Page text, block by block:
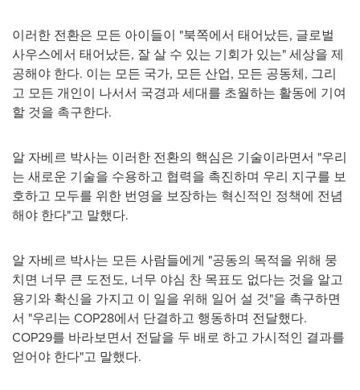
이러한 전환은 모든 아이들이 "북쪽에서 태어났든, 글로벌
사우스에서 태어났든, 잘 살 수 있는 기회가 있는" 세상을 제
공해야 한다. 이는 모든 국가, 모든 산업, 모든 공동체, 그리
고 모든 개인이 나서서 국경과 세대를 초월하는 활동에 기여
할 것을 촉구한다.
알 자베르 박사는 이러한 전환의 핵심은 기술이라면서 "우리
는 새로운 기술을 수용하고 협력을 촉진하며 우리 지구를 보
호하고 모두를 위한 번영을 보장하는 혁신적인 정책에 전념
해야 한다"고 말했다.
알 자베르 박사는 모든 사람들에게 "공동의 목적을 위해 뭉
치면 너무 큰 도전도, 너무 야심 찬 목표도 없다는 것을 알고
용기와 확신을 가지고 이 일을 위해 일어 설 것"을 촉구하면
서 "우리는 COP28에서 단결하고 행동하며 전달했다.
COP29를 바라보면서 전달을 두 배로 하고 가시적인 결과를
얻어야 한다"고 말했다.